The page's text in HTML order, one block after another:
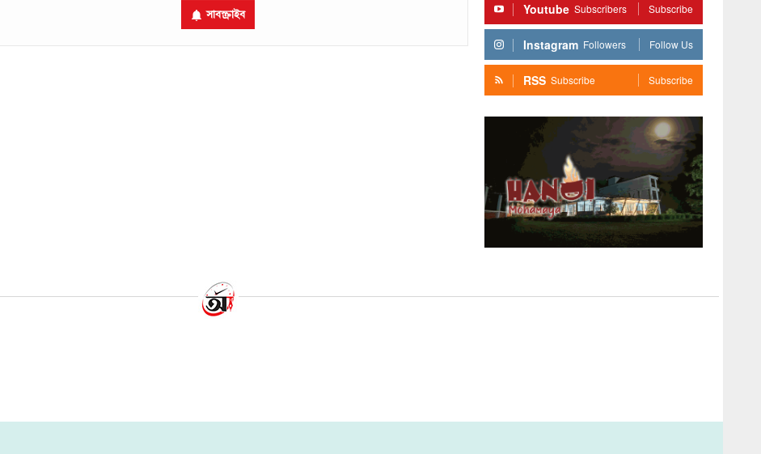
সাবস্ক্রাইব Youtube Subscribers Subscribe
Instagram Followers Follow Us
RSS Subscribe Subscribe